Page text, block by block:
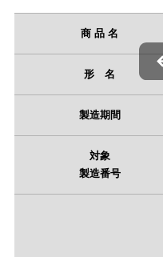
商 品 名
形 名
製造期間
対象
製造番号